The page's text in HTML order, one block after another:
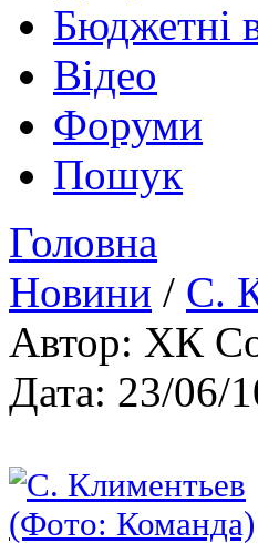
Бюджетні
Відео
Форуми
Пошук
Головна
Новини / С.
Автор: ХК
Дата: 23/06/